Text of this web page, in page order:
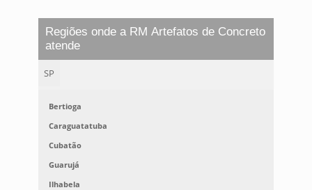
Regiões onde a RM Artefatos de Concreto
atende
SP
Bertioga
Caraguatatuba
Cubatão
Guarujá
Ilhabela